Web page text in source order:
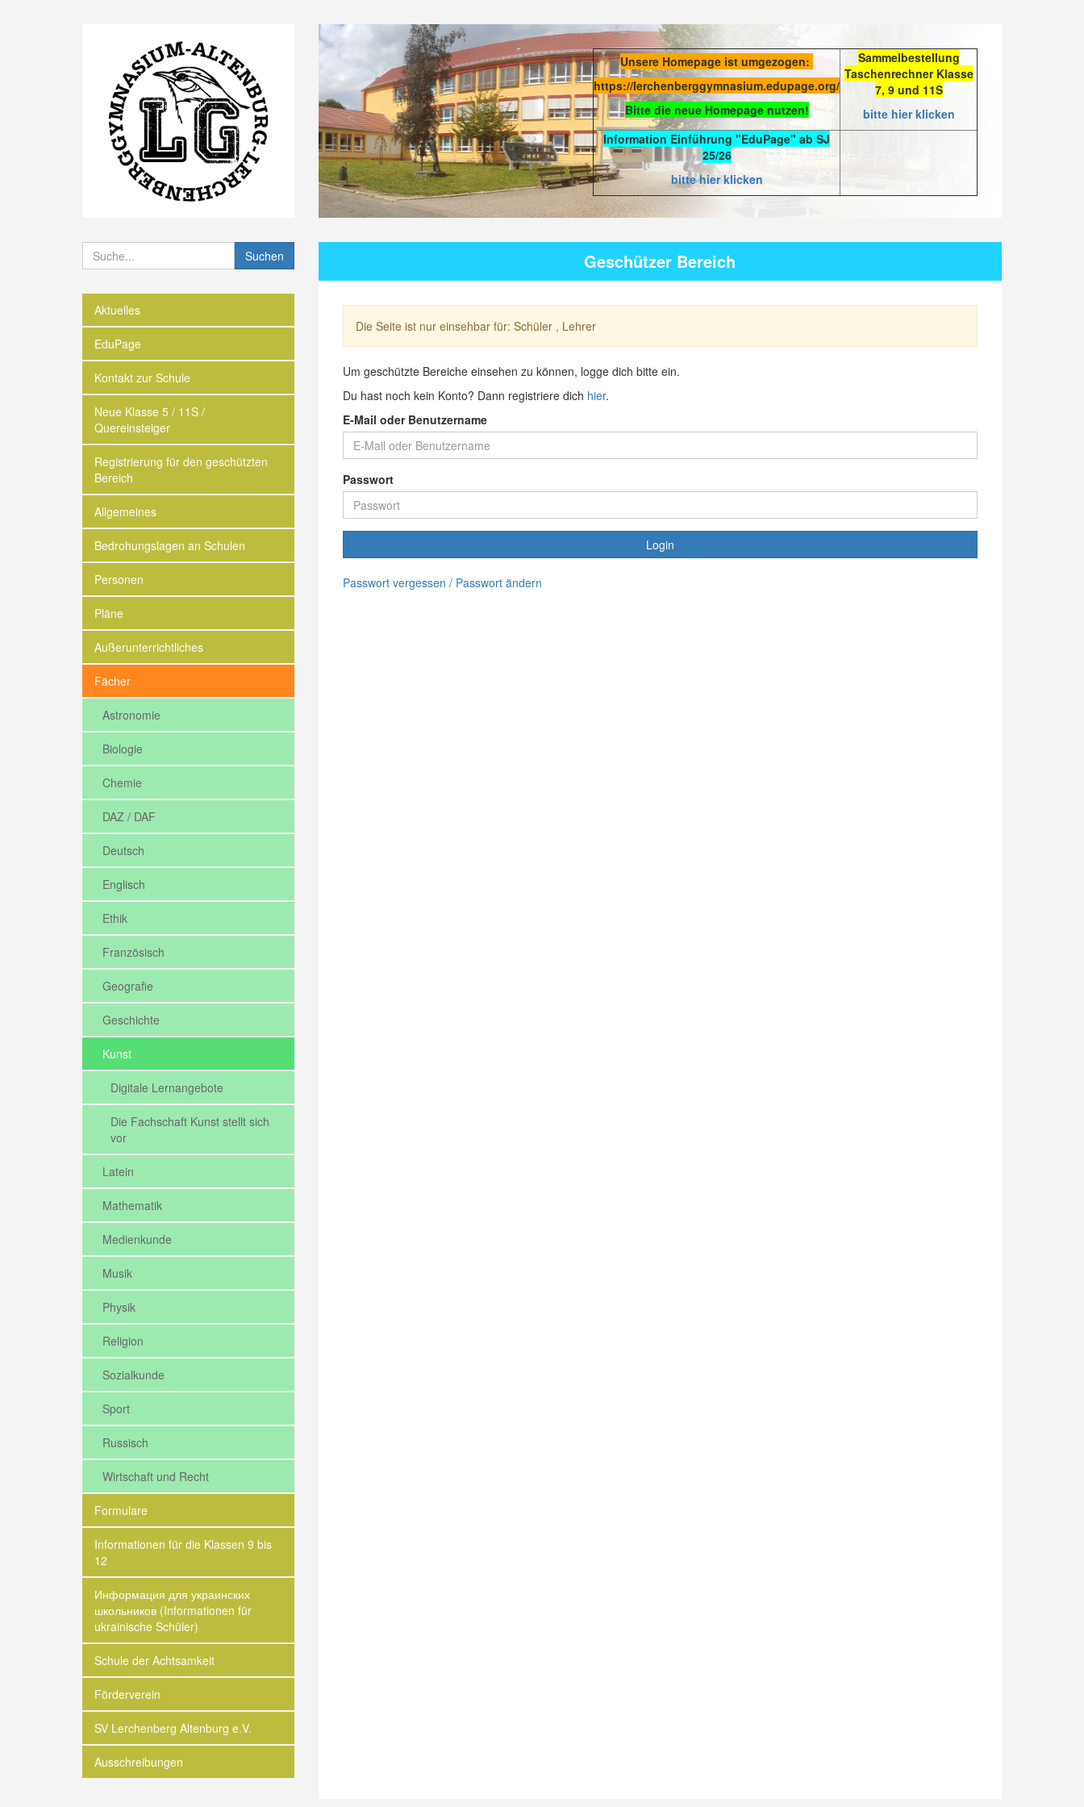
Unsere Homepage ist umgezogen:
https://lerchenberggymnasium.edupage.org/
Bitte die neue Homepage nutzen!
Sammelbestellung
Taschenrechner Klasse
7, 9 und 11S
bitte hier klicken
Information Einführung "EduPage" ab SJ
25/26
bitte hier klicken
Suchen
Aktuelles
EduPage
Kontakt zur Schule
Neue Klasse 5 / 11S /
Quereinsteiger
Registrierung für den geschützten
Bereich
Allgemeines
Bedrohungslagen an Schulen
Personen
Pläne
Außerunterrichtliches
Fächer
Astronomie
Biologie
Chemie
DAZ / DAF
Deutsch
Englisch
Ethik
Französisch
Geografie
Geschichte
Kunst
Digitale Lernangebote
Die Fachschaft Kunst stellt sich
vor
Latein
Mathematik
Medienkunde
Musik
Physik
Religion
Sozialkunde
Sport
Russisch
Wirtschaft und Recht
Formulare
Informationen für die Klassen 9 bis
12
Информация для украинских
школьников (Informationen für
ukrainische Schüler)
Schule der Achtsamkeit
Förderverein
SV Lerchenberg Altenburg e.V.
Ausschreibungen
Geschützer Bereich
Die Seite ist nur einsehbar für: Schüler , Lehrer
Um geschützte Bereiche einsehen zu können, logge dich bitte ein.
Du hast noch kein Konto? Dann registriere dich hier.
E-Mail oder Benutzername
Passwort
Login
Passwort vergessen / Passwort ändern